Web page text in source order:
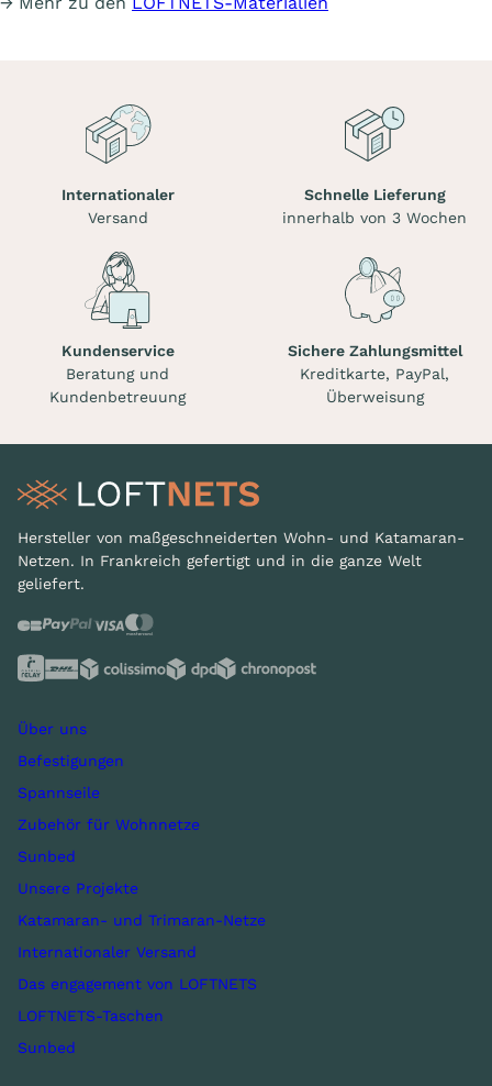
Internationaler
Versand
Schnelle Lieferung
innerhalb von 3 Wochen
Kundenservice
Beratung und
Kundenbetreuung
Sichere Zahlungsmittel
Kreditkarte, PayPal,
Überweisung
Hersteller von maßgeschneiderten Wohn- und Katamaran-
Netzen. In Frankreich gefertigt und in die ganze Welt
geliefert.
Über uns
Befestigungen
Spannseile
Zubehör für Wohnnetze
Sunbed
Unsere Projekte
Katamaran- und Trimaran-Netze
Internationaler Versand
Das engagement von LOFTNETS
LOFTNETS-Taschen
Sunbed